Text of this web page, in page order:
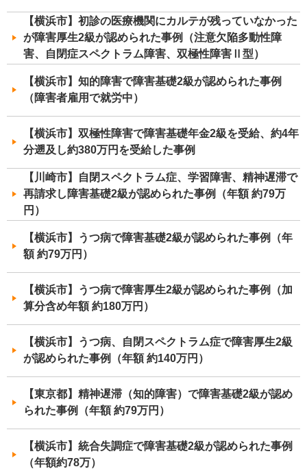
【横浜市】初診の医療機関にカルテが残っていなかった
が障害厚生2級が認められた事例（注意欠陥多動性障
害、自閉症スペクトラム障害、双極性障害Ⅱ型）
【横浜市】知的障害で障害基礎2級が認められた事例
（障害者雇用で就労中）
【横浜市】双極性障害で障害基礎年金2級を受給、約4年
分遡及し約380万円を受給した事例
【川崎市】自閉スペクトラム症、学習障害、精神遅滞で
再請求し障害基礎2級が認められた事例（年額 約79万
円）
【横浜市】うつ病で障害基礎2級が認められた事例（年
額 約79万円）
【横浜市】うつ病で障害厚生2級が認められた事例（加
算分含め年額 約180万円）
【横浜市】うつ病、自閉スペクトラム症で障害厚生2級
が認められた事例（年額 約140万円）
【東京都】精神遅滞（知的障害）で障害基礎2級が認め
られた事例（年額 約79万円）
【横浜市】統合失調症で障害基礎2級が認められた事例
（年額約78万）